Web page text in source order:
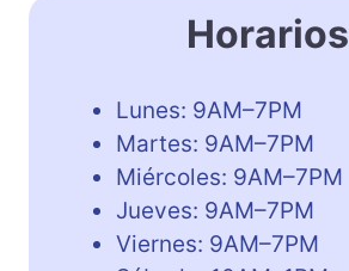
Horarios
Lunes: 9AM–7PM
Martes: 9AM–7PM
Miércoles: 9AM–7PM
Jueves: 9AM–7PM
Viernes: 9AM–7PM